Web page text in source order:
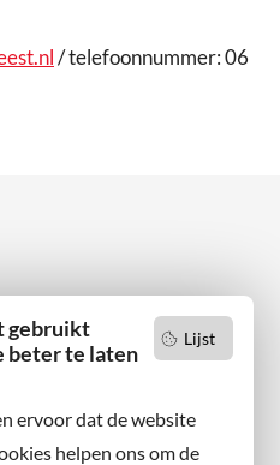
Lijst
gebruikt
beter te laten
ervoor dat de website
helpen ons om de
/ telefoonnummer: 06